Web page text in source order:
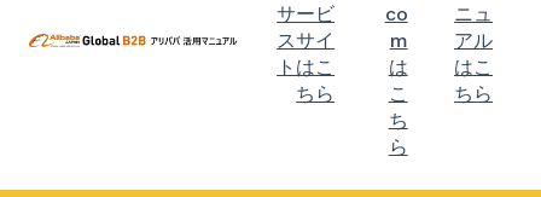
サービ
スサイ
トはこ
ちら
co
m
は
こ
ち
ら
ニュ
アル
はこ
ちら